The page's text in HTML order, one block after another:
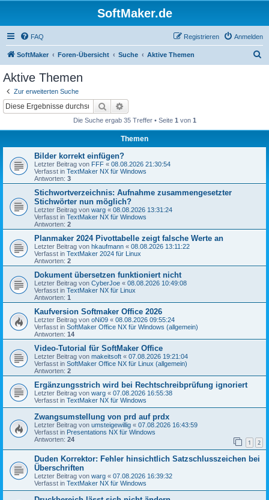
SoftMaker.de
FAQ Anmelden
Registrieren
SoftMaker Foren-Übersicht Suche Aktive Themen
Aktive Themen
Zur erweiterten Suche
Suche
Die Suche ergab 35 Treffer • Seite 1 von 1
Themen
Bilder korrekt einfügen?
Letzter Beitrag von FFF « 08.08.2026 21:30:54
Verfasst in TextMaker NX für Windows
Antworten: 3
Stichwortverzeichnis: Aufnahme zusammengesetzter
Stichwörter nun möglich?
Letzter Beitrag von warg « 08.08.2026 13:31:24
Verfasst in TextMaker NX für Windows
Antworten: 2
Planmaker 2024 Pivottabelle zeigt falsche Werte an
Letzter Beitrag von hkaufmann « 08.08.2026 13:11:22
Verfasst in TextMaker 2024 für Linux
Antworten: 2
Dokument übersetzen funktioniert nicht
Letzter Beitrag von CyberJoe « 08.08.2026 10:49:08
Verfasst in TextMaker NX für Linux
Antworten: 1
Kaufversion Softmaker Office 2026
Letzter Beitrag von oNi09 « 08.08.2026 09:55:24
Verfasst in SoftMaker Office NX für Windows (allgemein)
Antworten: 14
Video-Tutorial für SoftMaker Office
Letzter Beitrag von makeitsoft « 07.08.2026 19:21:04
Verfasst in SoftMaker Office NX für Linux (allgemein)
Antworten: 2
Ergänzungsstrich wird bei Rechtschreibprüfung ignoriert
Letzter Beitrag von warg « 07.08.2026 16:55:38
Verfasst in TextMaker NX für Windows
Zwangsumstellung von prd auf prdx
Letzter Beitrag von umsteigewillig « 07.08.2026 16:43:59
Verfasst in Presentations NX für Windows
Antworten: 24 1 2
Duden Korrektor: Fehler hinsichtlich Satzschlusszeichen bei
Überschriften
Letzter Beitrag von warg « 07.08.2026 16:39:32
Verfasst in TextMaker NX für Windows